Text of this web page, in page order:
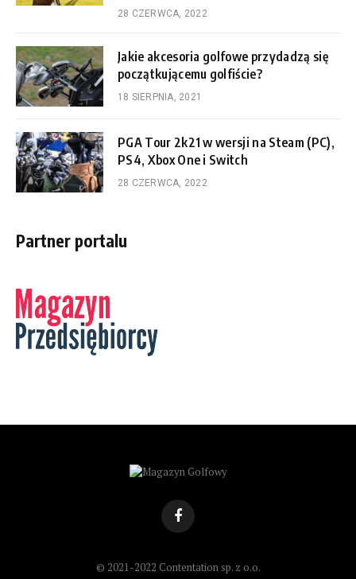
28 CZERWCA, 2022
Jakie akcesoria golfowe przydadzą się
początkującemu golfiście?
18 SIERPNIA, 2021
PGA Tour 2k21 w wersji na Steam (PC),
PS4, Xbox One i Switch
28 CZERWCA, 2022
Partner portalu
Facebook
© 2021-2022 Contentation sp. z o.o.